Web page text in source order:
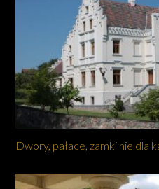
Dwory, pałace, zamki nie dla